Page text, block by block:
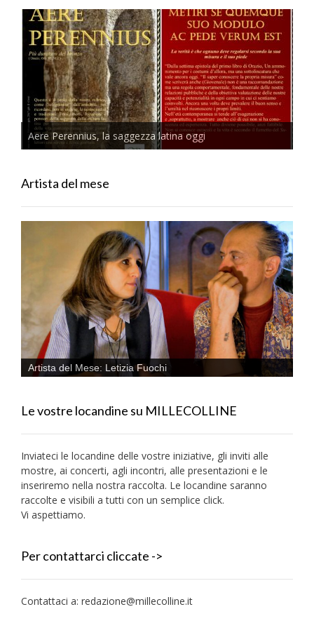
Aere Perennius, la saggezza latina oggi
Artista del mese
Artista del Mese: Letizia Fuochi
Le vostre locandine su MILLECOLLINE
Inviateci le locandine delle vostre iniziative, gli inviti alle
mostre, ai concerti, agli incontri, alle presentazioni e le
inseriremo nella nostra raccolta. Le locandine saranno
raccolte e visibili a tutti con un semplice click.
Vi aspettiamo.
Per contattarci cliccate ->
Contattaci a: redazione@millecolline.it